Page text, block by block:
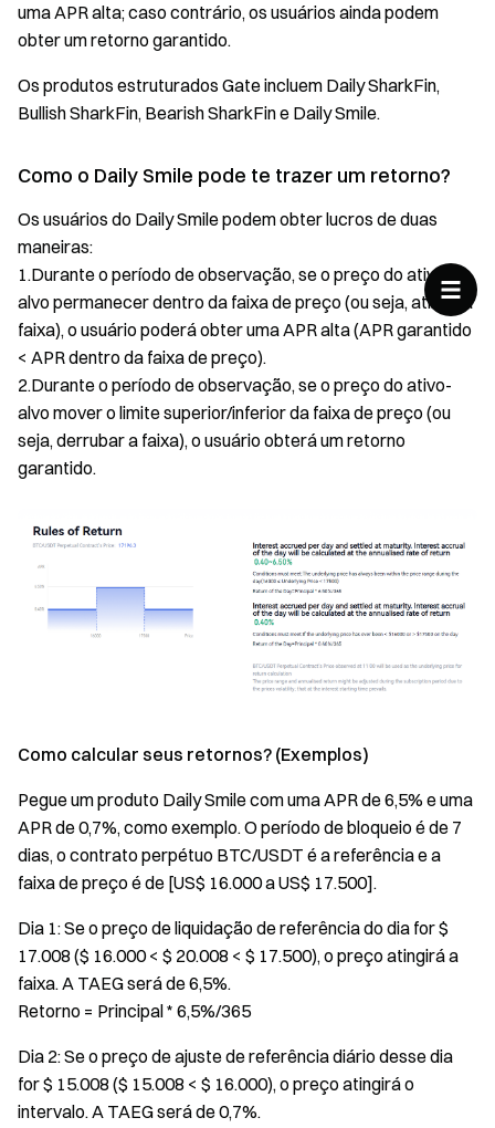
uma APR alta; caso contrário, os usuários ainda podem
obter um retorno garantido.
Os produtos estruturados Gate incluem Daily SharkFin,
Bullish SharkFin, Bearish SharkFin e Daily Smile.
Como o Daily Smile pode te trazer um retorno?
Os usuários do Daily Smile podem obter lucros de duas
maneiras:
1.Durante o período de observação, se o preço do ativo-
alvo permanecer dentro da faixa de preço (ou seja, atingir a
faixa), o usuário poderá obter uma APR alta (APR garantido
< APR dentro da faixa de preço).
2.Durante o período de observação, se o preço do ativo-
alvo mover o limite superior/inferior da faixa de preço (ou
seja, derrubar a faixa), o usuário obterá um retorno
garantido.
Como calcular seus retornos? (Exemplos)
Pegue um produto Daily Smile com uma APR de 6,5% e uma
APR de 0,7%, como exemplo. O período de bloqueio é de 7
dias, o contrato perpétuo BTC/USDT é a referência e a
faixa de preço é de [US$ 16.000 a US$ 17.500].
Dia 1: Se o preço de liquidação de referência do dia for $
17.008 ($ 16.000 < $ 20.008 < $ 17.500), o preço atingirá a
faixa. A TAEG será de 6,5%.
Retorno = Principal * 6,5%/365
Dia 2: Se o preço de ajuste de referência diário desse dia
for $ 15.008 ($ 15.008 < $ 16.000), o preço atingirá o
intervalo. A TAEG será de 0,7%.